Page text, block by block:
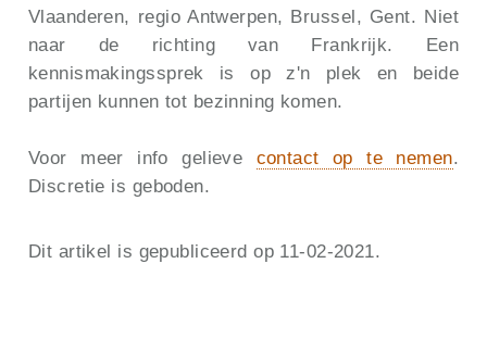
Vlaanderen, regio Antwerpen, Brussel, Gent. Niet
naar de richting van Frankrijk. Een
kennismakingssprek is op z'n plek en beide
partijen kunnen tot bezinning komen.
Voor meer info gelieve contact op te nemen.
Discretie is geboden.
Dit artikel is gepubliceerd op 11-02-2021.